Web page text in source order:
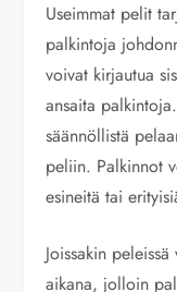
Useimmat pelit
palkintoja
voivat kirjautua
ansaita
säännöllistä
peliin. Palkinnot
esineitä tai
Joissakin
aikana, jolloin